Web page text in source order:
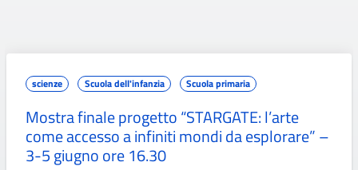
scienze Scuola dell'infanzia Scuola primaria
Mostra finale progetto “STARGATE: l’arte
come accesso a infiniti mondi da esplorare” –
3-5 giugno ore 16.30